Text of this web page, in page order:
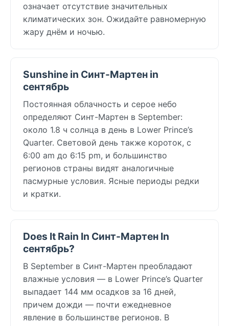
означает отсутствие значительных
климатических зон. Ожидайте равномерную
жару днём и ночью.
Sunshine in Синт-Мартен in
сентябрь
Постоянная облачность и серое небо
определяют Синт-Мартен в September:
около 1.8 ч солнца в день в Lower Prince’s
Quarter. Световой день также короток, с
6:00 am до 6:15 pm, и большинство
регионов страны видят аналогичные
пасмурные условия. Ясные периоды редки
и кратки.
Does It Rain In Синт-Мартен In
сентябрь?
В September в Синт-Мартен преобладают
влажные условия — в Lower Prince’s Quarter
выпадает 144 мм осадков за 16 дней,
причем дожди — почти ежедневное
явление в большинстве регионов. В